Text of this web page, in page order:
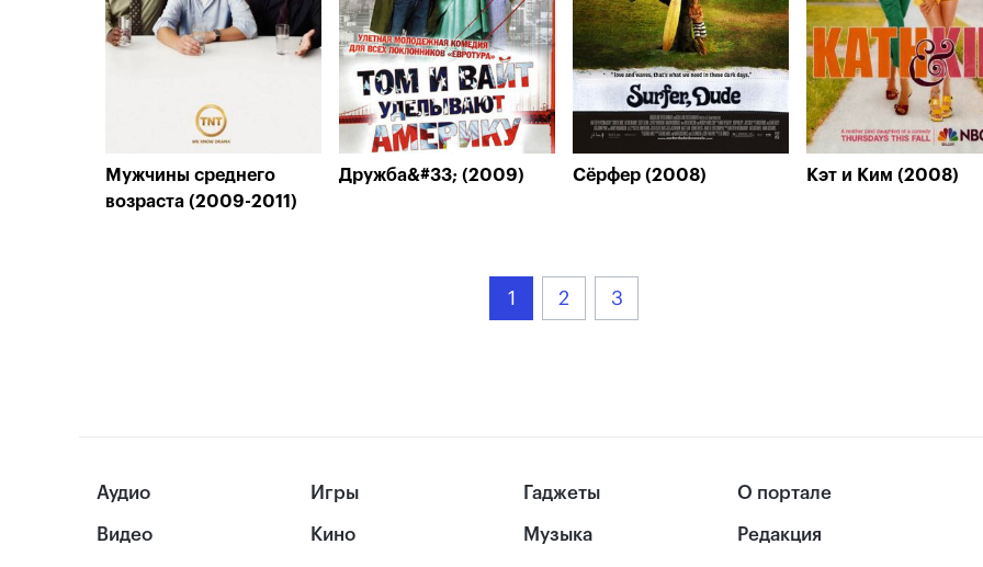
Мужчины среднего
возраста (2009-2011)
Дружба&#33; (2009) Сёрфер (2008) Кэт и Ким (2008)
1 2 3
Аудио
Видео
Игры
Кино
Гаджеты
Музыка
О портале
Редакция